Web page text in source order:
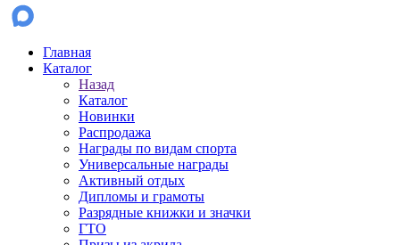
Главная
Каталог
Назад
Каталог
Новинки
Распродажа
Награды по видам спорта
Универсальные награды
Активный отдых
Дипломы и грамоты
Разрядные книжки и значки
ГТО